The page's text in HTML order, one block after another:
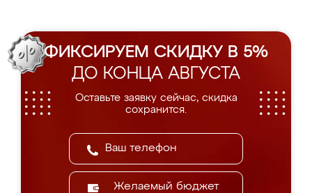
ФИКСИРУЕМ СКИДКУ В 5%
ДО КОНЦА АВГУСТА
Оставьте заявку сейчас, скидка
сохранится.
Желаемый бюджет